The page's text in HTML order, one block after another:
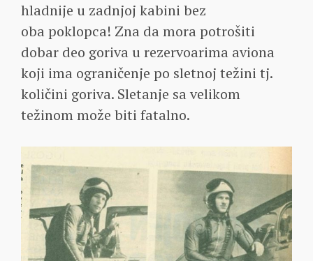
hladnije u zadnjoj kabini bez
oba poklopca! Zna da mora potrošiti
dobar deo goriva u rezervoarima aviona
koji ima ograničenje po sletnoj težini tj.
količini goriva. Sletanje sa velikom
težinom može biti fatalno.